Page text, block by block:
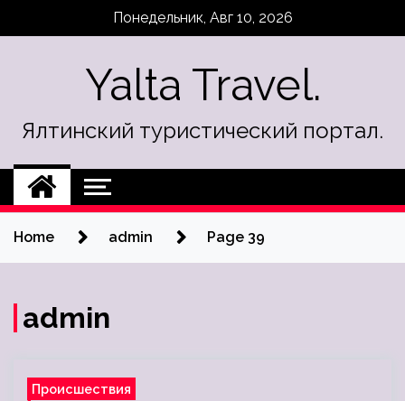
Понедельник, Авг 10, 2026
Yalta Travel.
Ялтинский туристический портал.
Home admin Page 39
admin
Происшествия